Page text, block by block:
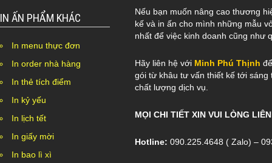
Nếu bạn muốn nâng cao thương
kế và in ấn cho mình những mẫu
nhất để việc kinh doanh cũng như
Hãy liên hệ với Minh Phú Thịnh
gói từ khâu tư vấn thiết kế tới
chất lượng dịch vụ.
MỌI CHI TIẾT XIN VUI LÒNG
Hotline: 090.225.4648 ( Zalo) –
IN ẤN PHẨM KHÁC
In menu thực đơn
In order nhà hàng
In thẻ tích điểm
In kỷ yếu
In lịch tết
In giấy mời
In bao lì xì